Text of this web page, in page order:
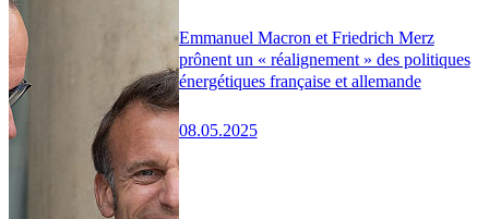
Emmanuel Macron et Friedrich Merz
prônent un « réalignement » des politiques
énergétiques française et allemande
08.05.2025